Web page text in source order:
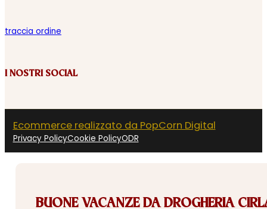
traccia ordine
I NOSTRI SOCIAL
Ecommerce realizzato da PopCorn Digital
Privacy PolicyCookie PolicyODR
BUONE VACANZE DA DROGHERIA